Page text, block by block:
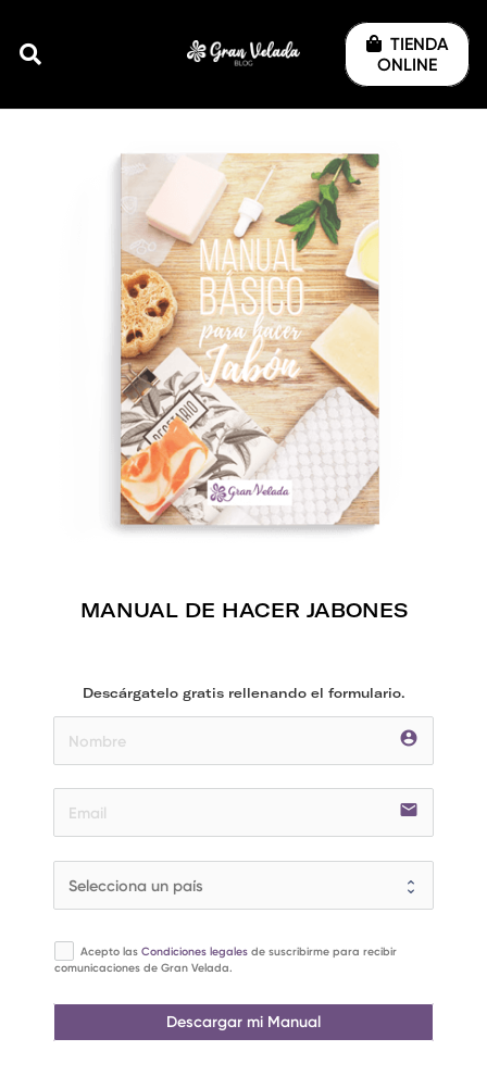
TIENDA
ONLINE
MANUAL DE HACER JABONES
Descárgatelo gratis rellenando el formulario.
account_circle
email
Acepto las Condiciones legalesde suscribirme para recibir
comunicaciones de Gran Velada.
Descargar mi Manual